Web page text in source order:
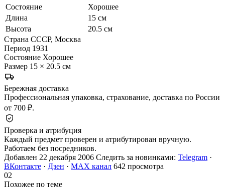
Состояние
Хорошее
Длина
15 см
Высота
20.5 см
Страна СССР, Москва
Период 1931
Состояние Хорошее
Размер 15 × 20.5 см
Бережная доставка
Профессиональная упаковка, страхование, доставка по России
от 700 ₽.
Проверка и атрибуция
Каждый предмет проверен и атрибутирован вручную.
Работаем без посредников.
Добавлен 22 декабря 2006 Следить за новинками: Telegram ·
ВКонтакте · Дзен · MAX канал 642 просмотра
02
Похожее по теме